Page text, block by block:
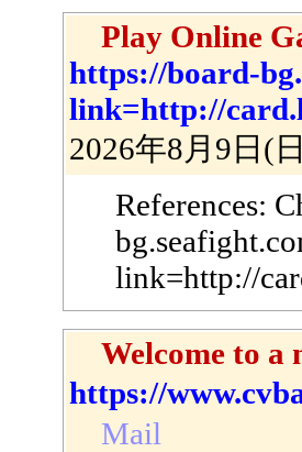
Play Online
https://board-
link=http://
2026年8月9日(
References:
link=http://
Welcome to a
https://
Mail